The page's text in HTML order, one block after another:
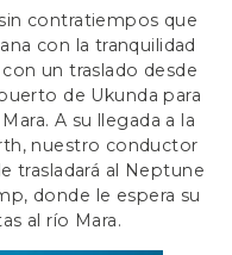
contratiempos que
con la tranquilidad
un traslado desde
de Ukunda para
A su llegada a la
nuestro conductor
trasladará al Neptune
donde le espera su
al río Mara.